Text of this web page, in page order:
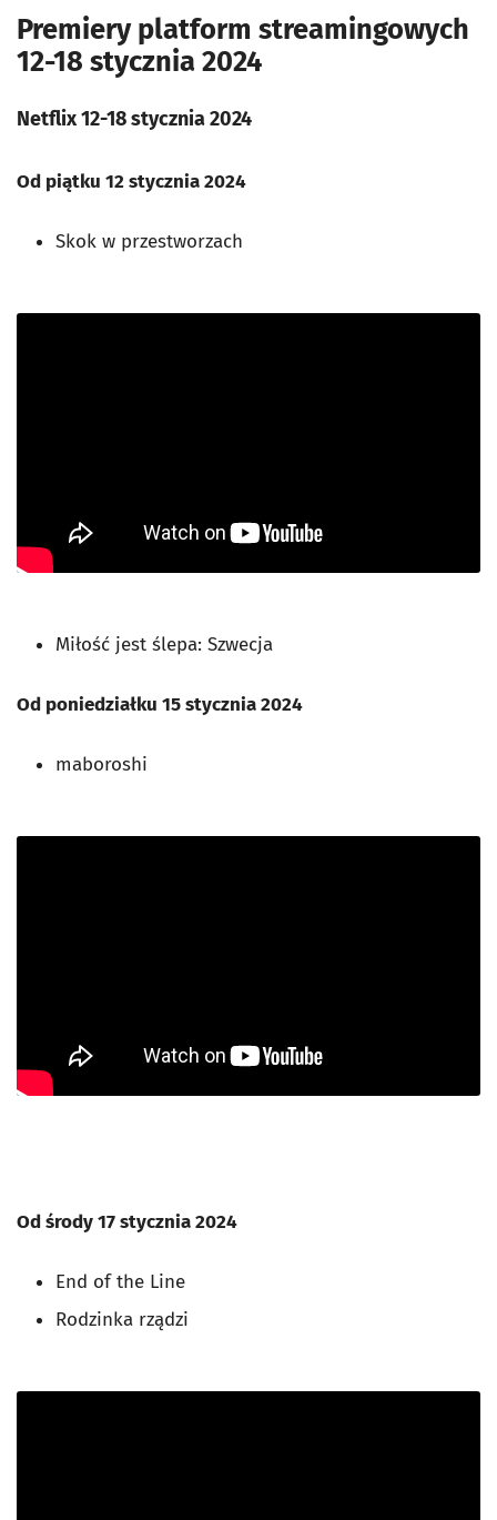
Premiery platform streamingowych
12-18 stycznia 2024
Netflix 12-18 stycznia 2024
Od piątku 12 stycznia 2024
Skok w przestworzach
Miłość jest ślepa: Szwecja
Od poniedziałku 15 stycznia 2024
maboroshi
Od środy 17 stycznia 2024
End of the Line
Rodzinka rządzi